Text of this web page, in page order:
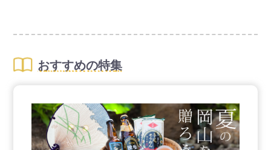
られ、他には見られない白さときめ細かな口
産になりました。
ため、口いっぱいにマスカットの香りと味が
広がります。
種がなく、大粒で甘いピオーネは、高い人気
おすすめの特集